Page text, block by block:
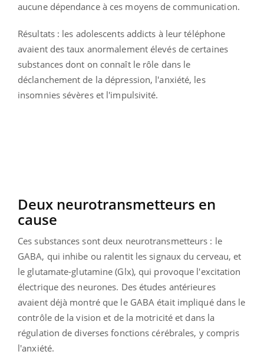
aucune dépendance à ces moyens de communication.
Résultats : les adolescents addicts à leur téléphone
avaient des taux anormalement élevés de certaines
substances dont on connaît le rôle dans le
déclanchement de la dépression, l'anxiété, les
insomnies sévères et l'impulsivité.
Deux neurotransmetteurs en
cause
Ces substances sont deux neurotransmetteurs : le
GABA, qui inhibe ou ralentit les signaux du cerveau, et
le glutamate-glutamine (Glx), qui provoque l'excitation
électrique des neurones. Des études antérieures
avaient déjà montré que le GABA était impliqué dans le
contrôle de la vision et de la motricité et dans la
régulation de diverses fonctions cérébrales, y compris
l'anxiété.